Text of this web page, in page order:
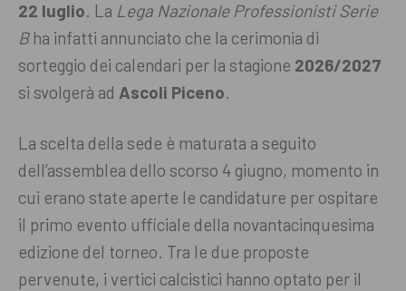
22 luglio. La Lega Nazionale Professionisti Serie
Bha infatti annunciato che la cerimonia di
sorteggio dei calendari per la stagione 2026/2027
si svolgerà ad Ascoli Piceno.
La scelta della sede è maturata a seguito
dell’assemblea dello scorso 4 giugno, momento in
cui erano state aperte le candidature per ospitare
il primo evento ufficiale della novantacinquesima
edizione del torneo. Tra le due proposte
pervenute, i vertici calcistici hanno optato per il